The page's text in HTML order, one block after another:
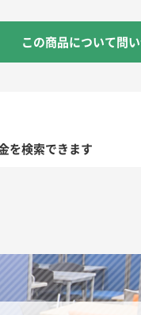
この商品について問
を検索できます